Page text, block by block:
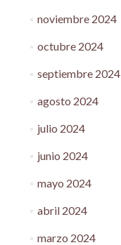
noviembre 2024
octubre 2024
septiembre 2024
agosto 2024
julio 2024
junio 2024
mayo 2024
abril 2024
marzo 2024